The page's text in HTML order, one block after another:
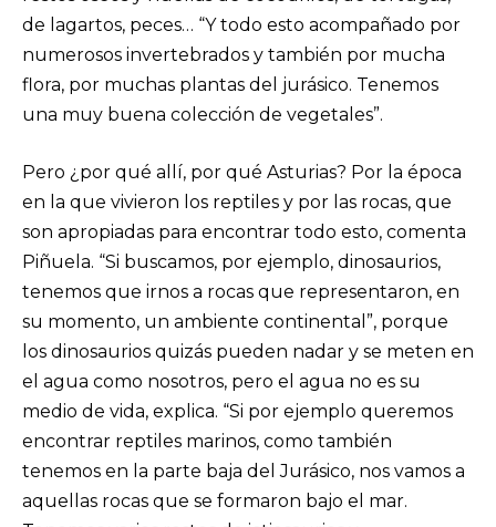
de lagartos, peces… “Y todo esto acompañado por
numerosos invertebrados y también por mucha
flora, por muchas plantas del jurásico. Tenemos
una muy buena colección de vegetales”.
Pero ¿por qué allí, por qué Asturias? Por la época
en la que vivieron los reptiles y por las rocas, que
son apropiadas para encontrar todo esto, comenta
Piñuela. “Si buscamos, por ejemplo, dinosaurios,
tenemos que irnos a rocas que representaron, en
su momento, un ambiente continental”, porque
los dinosaurios quizás pueden nadar y se meten en
el agua como nosotros, pero el agua no es su
medio de vida, explica. “Si por ejemplo queremos
encontrar reptiles marinos, como también
tenemos en la parte baja del Jurásico, nos vamos a
aquellas rocas que se formaron bajo el mar.